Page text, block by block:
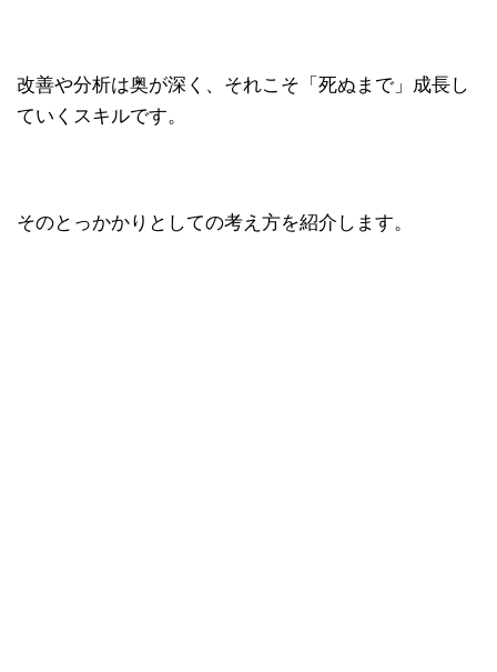
改善や分析は奥が深く、それこそ「死ぬまで」成長し
ていくスキルです。
そのとっかかりとしての考え方を紹介します。